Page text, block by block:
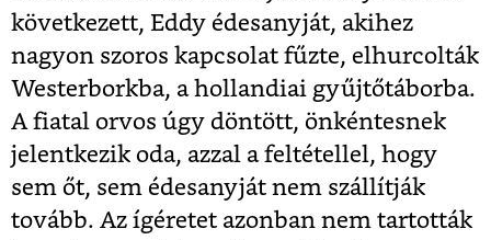
következett, Eddy édesanyját, akihez
nagyon szoros kapcsolat fűzte, elhurcolták
Westerborkba, a hollandiai gyűjtőtáborba.
A fiatal orvos úgy döntött, önkéntesnek
jelentkezik oda, azzal a feltétellel, hogy
sem őt, sem édesanyját nem szállítják
tovább. Az ígéretet azonban nem tartották